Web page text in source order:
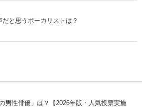
と思うボーカリストは？
男性俳優」は？【2026年版・人気投票実施